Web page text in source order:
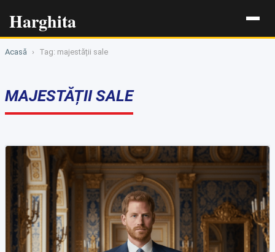
Harghita
Acasă › Tag: majestății sale
MAJESTĂȚII SALE